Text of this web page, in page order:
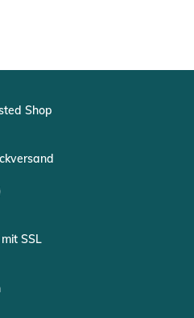
Shop
SSL